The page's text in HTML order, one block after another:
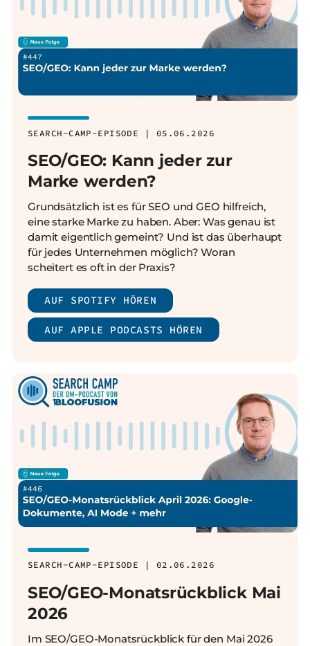
SEARCH-CAMP-EPISODE | 05.06.2026
SEO/GEO: Kann jeder zur
Marke werden?
Grundsätzlich ist es für SEO und GEO hilfreich,
eine starke Marke zu haben. Aber: Was genau ist
damit eigentlich gemeint? Und ist das überhaupt
für jedes Unternehmen möglich? Woran
scheitert es oft in der Praxis?
AUF SPOTIFY HÖREN
AUF APPLE PODCASTS HÖREN
SEARCH-CAMP-EPISODE | 02.06.2026
SEO/GEO-Monatsrückblick Mai
2026
Im SEO/GEO-Monatsrückblick für den Mai 2026